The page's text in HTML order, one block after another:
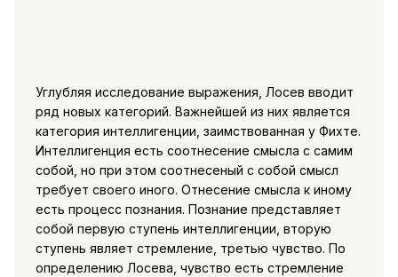
Углубляя исследование выражения, Лосев вводит
ряд новых категорий. Важнейшей из них является
категория интеллигенции, заимствованная у Фихте.
Интеллигенция есть соотнесение смысла с самим
собой, но при этом соотнесеный с собой смысл
требует своего иного. Отнесение смысла к иному
есть процесс познания. Познание представляет
собой первую ступень интеллигенции, вторую
ступень являет стремление, третью чувство. По
определению Лосева, чувство есть стремление